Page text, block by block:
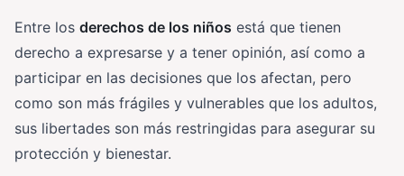
Entre los derechos de los niños está que tienen
derecho a expresarse y a tener opinión, así como a
participar en las decisiones que los afectan, pero
como son más frágiles y vulnerables que los adultos,
sus libertades son más restringidas para asegurar su
protección y bienestar.